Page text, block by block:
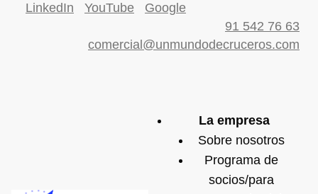
LinkedIn
YouTube
Google
91 542 76 63
comercial@unmundodecruceros.com
La empresa
Sobre nosotros
Programa de
socios/para